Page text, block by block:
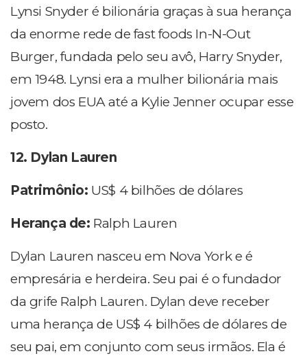
Lynsi Snyder é bilionária graças à sua herança
da enorme rede de fast foods In-N-Out
Burger, fundada pelo seu avô, Harry Snyder,
em 1948. Lynsi era a mulher bilionária mais
jovem dos EUA até a Kylie Jenner ocupar esse
posto.
12. Dylan Lauren
Patrimônio: US$ 4 bilhões de dólares
Herança de: Ralph Lauren
Dylan Lauren nasceu em Nova York e é
empresária e herdeira. Seu pai é o fundador
da grife Ralph Lauren. Dylan deve receber
uma herança de US$ 4 bilhões de dólares de
seu pai, em conjunto com seus irmãos. Ela é